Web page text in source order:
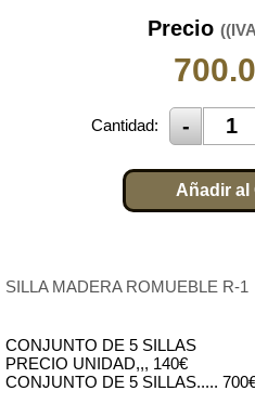
Precio
Cantidad:
Añadir al
SILLA MADERA ROMUEBLE R-1
CONJUNTO DE 5 SILLAS
PRECIO UNIDAD,,, 140€
CONJUNTO DE 5 SILLAS.....